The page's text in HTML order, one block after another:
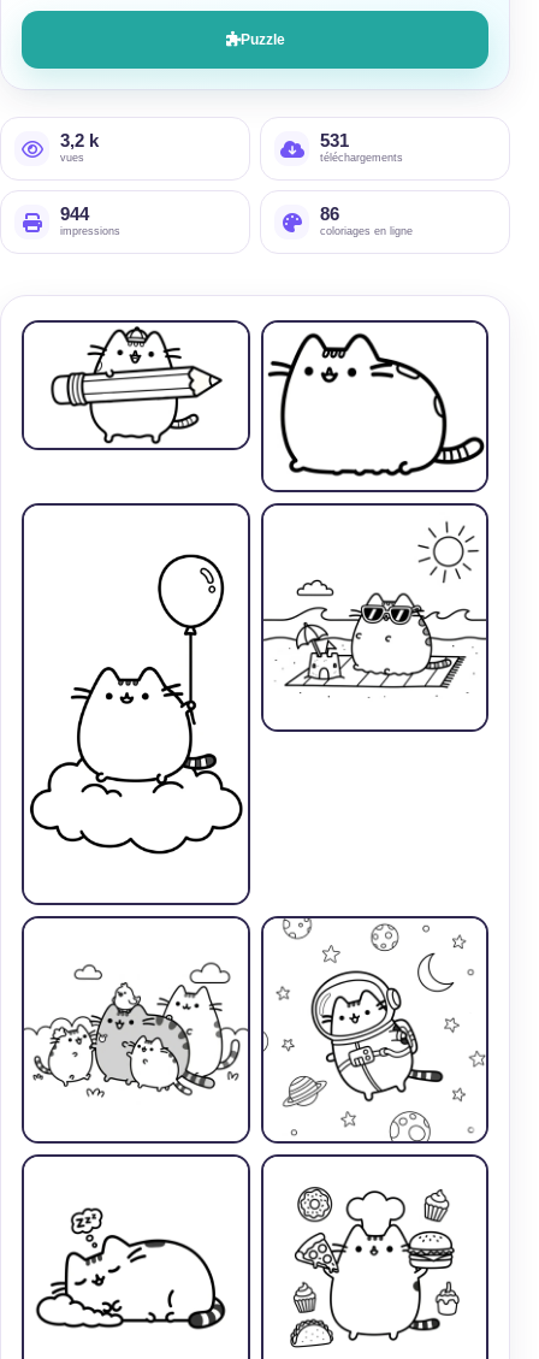
Puzzle
3,2 k
vues
531
téléchargements
944
impressions
86
coloriages en ligne